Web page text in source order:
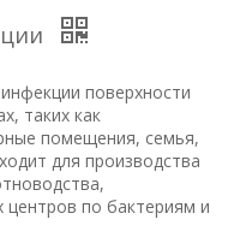
поверхности
таких как
помещения, семья,
для производства
центров по бактериям и